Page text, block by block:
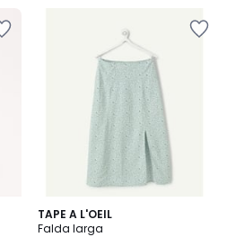
TAPE A L'OEIL
Falda larga